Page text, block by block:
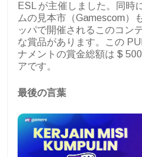
ESL が主催しました。同時
ムの見本市（Gamescom）
ッパで開催されるこのコン
な賞品があります。この
ナメントの賞金総額は $
アです。
最後の言葉